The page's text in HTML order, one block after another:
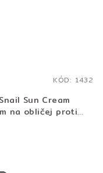
Sun Cream
na obličej proti
KÓD: 1432